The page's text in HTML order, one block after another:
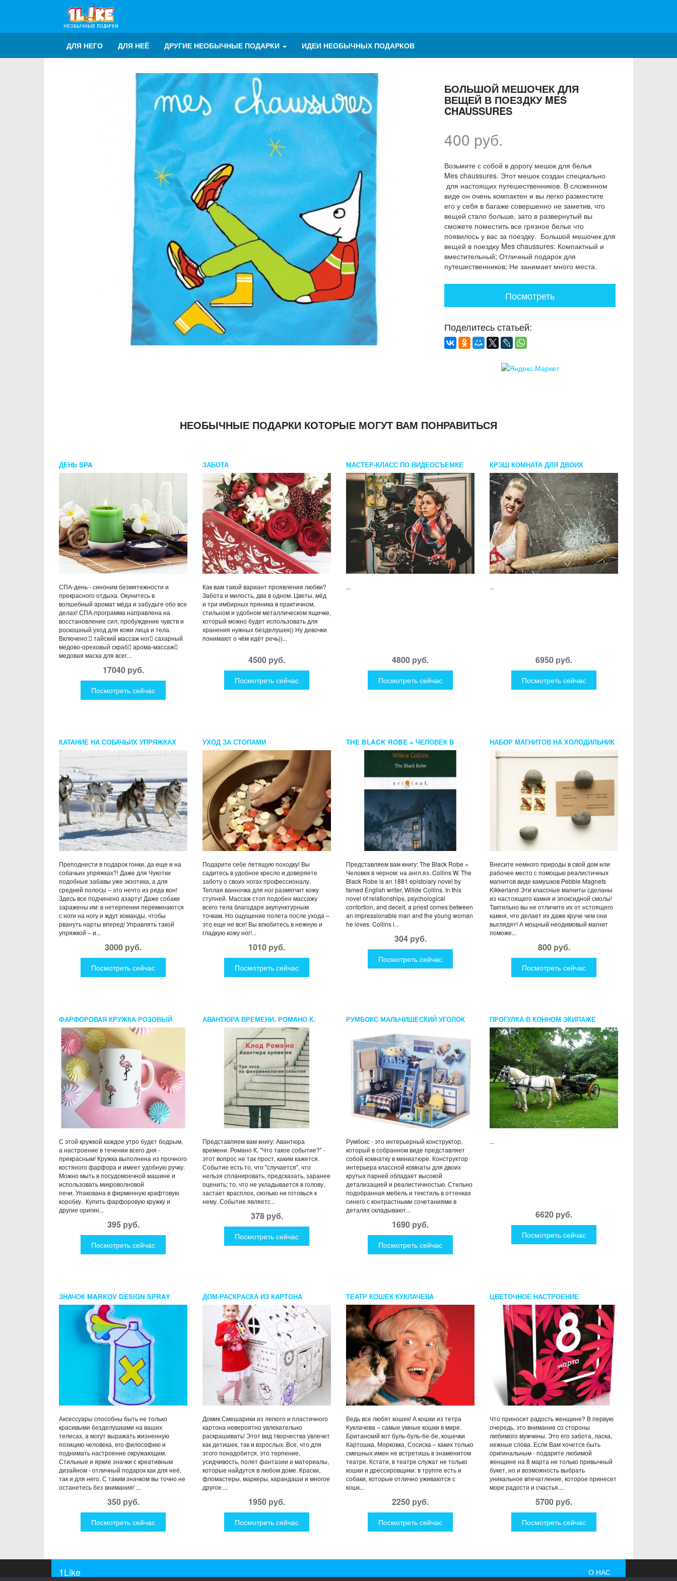
ДЛЯ НЕГО ДЛЯ НЕЁ ДРУГИЕ НЕОБЫЧНЫЕ ПОДАРКИ ИДЕИ НЕОБЫЧНЫХ ПОДАРКОВ
БОЛЬШОЙ МЕШОЧЕК ДЛЯ
ВЕЩЕЙ В ПОЕЗДКУ MES
CHAUSSURES
400 руб.
Возьмите с собой в дорогу мешок для белья
Mes chaussures. Этот мешок создан специально
для настоящих путешественников. В сложенном
виде он очень компактен и вы легко разместите
его у себя в багаже совершенно не заметив, что
вещей стало больше, зато в развернутый вы
сможете поместить все грязное белье что
появилось у вас за поездку. Большой мешочек для
вещей в поездку Mes chaussures: Компактный и
вместительный; Отличный подарок для
путешественников; Не занимает много места.
Посмотреть
Поделитесь статьей:
НЕОБЫЧНЫЕ ПОДАРКИ КОТОРЫЕ МОГУТ ВАМ ПОНРАВИТЬСЯ
ДЕНЬ SPA
СПА-день - синоним безмятежности и
прекрасного отдыха. Окунитесь в
волшебный аромат мёда и забудьте обо все
делах! СПА-программа направлена на
восстановление сил, пробуждение чувств и
роскошный уход для кожи лица и тела.
Включено: тайский массаж ног сахарный
медово-ореховый скраб арома-массаж
медовая маска для всег...
17040 руб.
Посмотреть сейчас
ЗАБОТА
Как вам такой вариант проявления любви?
Забота и милость, два в одном. Цветы, мёд
и три имбирных пряника в практичном,
стильном и удобном металлическом ящичке,
который можно будет использовать для
хранения нужных безделушек)) Ну девочки
понимают о чём идёт речь))...
4500 руб.
Посмотреть сейчас
МАСТЕР-КЛАСС ПО ВИДЕОСЪЕМКЕ
...
4800 руб.
Посмотреть сейчас
КРЭШ КОМНАТА ДЛЯ ДВОИХ
...
6950 руб.
Посмотреть сейчас
КАТАНИЕ НА СОБАЧЬИХ УПРЯЖКАХ
Преподнести в подарок гонки, да еще и на
собачьих упряжках?! Даже для Чукотки
подобные забавы уже экзотика, а для
средней полосы – это нечто из ряда вон!
Здесь все подчинено азарту! Даже собаки
заражены им: в нетерпении переминаются
с ноги на ногу и ждут команды, чтобы
рвануть нарты вперед! Управлять такой
упряжкой – и...
3000 руб.
Посмотреть сейчас
УХОД ЗА СТОПАМИ
Подарите себе летящую походку! Вы
садитесь в удобное кресло и доверяете
заботу о своих ногах профессионалу.
Теплая ванночка для ног размягчит кожу
ступней. Массаж стоп подобен массажу
всего тела благодаря акупунктурным
точкам. Но ощущение полета после ухода –
это еще не все! Вы влюбитесь в нежную и
гладкую кожу ног!...
1010 руб.
Посмотреть сейчас
THE BLACK ROBE = ЧЕЛОВЕК В
ЧЕРНОМ: НА АНГЛ.ЯЗ. COLLINS W.
Представляем вам книгу: The Black Robe =
Человек в черном: на англ.яз. Collins W. The
Black Robe is an 1881 epistolary novel by
famed English writer, Willde Collins. In this
novel of relationships, psychological
contortion, and deceit, a priest comes between
an impressionable man and the young woman
he loves. Collins i...
304 руб.
Посмотреть сейчас
НАБОР МАГНИТОВ НА ХОЛОДИЛЬНИК
PEBBLE MAGNETS KIKKERLAND
Внесите немного природы в свой дом или
рабочее место с помощью реалистичных
магнитов виде камушков Pebble Magnets
Kikkerland Эти классные магниты сделаны
из настоящего камня и эпоксидной смолы!
Тактильно вы не отличите их от нстоящего
камня, что делает их даже круче чем они
выглядят! А мощный неодимовый магнит
поможе...
800 руб.
Посмотреть сейчас
ФАРФОРОВАЯ КРУЖКА РОЗОВЫЙ
ФЛАМИНГО
С этой кружкой каждое утро будет бодрым,
а настроение в течении всего дня -
прекрасным! Кружка выполнена из прочного
костяного фарфора и имеет удобную ручку.
Можно мыть в посудомоечной машине и
использовать микроволновой
печи. Упакована в фирменную крафтовую
коробку. Купить фарфоровую кружку и
другие оригин...
395 руб.
Посмотреть сейчас
АВАНТЮРА ВРЕМЕНИ. РОМАНО К.
Представляем вам книгу: Авантюра
времени. Романо К. "Что такое событие?" -
этот вопрос не так прост, каким кажется.
Событие есть то, что "случается", что
нельзя спланировать, предсказать, заранее
оценить; то, что не укладывается в голову,
застает врасплох, сколько ни готовься к
нему. Событие являетс...
378 руб.
Посмотреть сейчас
РУМБОКС МАЛЬЧИШЕСКИЙ УГОЛОК
Румбокс - это интерьерный конструктор,
который в собранном виде представляет
собой комнатку в миниатюре. Конструктор
интерьера классной комнаты для двоих
крутых парней обладает высокой
детализацией и реалистичностью. Стильно
подобранная мебель и текстиль в оттенках
синего с контрастными сочетаниями в
деталях складывают...
1690 руб.
Посмотреть сейчас
ПРОГУЛКА В КОННОМ ЭКИПАЖЕ
...
6620 руб.
Посмотреть сейчас
ЗНАЧОК MARKOV DESIGN SPRAY
Аксессуары способны быть не только
красивыми безделушками на ваших
телесах, а могут выражать жизненную
позицию человека, его философию и
поднимать настроение окружающим.
Стильные и яркие значки с креативным
дизайном - отличный подарок как для неё,
так и для него. С таким значком вы точно не
останетесь без внимания! ...
350 руб.
Посмотреть сейчас
ДОМ-РАСКРАСКА ИЗ КАРТОНА
СМЕШАРИКИ
Домик Смешарики из легкого и пластичного
картона невероятно увлекательно
раскрашивать! Этот вид творчества увлечет
как детишек, так и взрослых. Все, что для
этого понадобится, это терпение,
усидчивость, полет фантазии и материалы,
которые найдутся в любом доме. Краски,
фломастеры, маркеры, карандаши и многое
другое....
1950 руб.
Посмотреть сейчас
ТЕАТР КОШЕК КУКЛАЧЕВА
Ведь все любят кошек! А кошки из тетра
Куклачева – самые умные кошки в мире.
Британский кот буль-буль-бе-бе, кошечки
Картошка, Морковка, Сосиска – каких только
смешных имен не встретишь в знаменитом
театре. Кстати, в театре служат не только
кошки и дрессировщики: в труппе есть и
собаки, которые отлично уживаются с
кошк...
2250 руб.
Посмотреть сейчас
ЦВЕТОЧНОЕ НАСТРОЕНИЕ
Что приносит радость женщине? В первую
очередь, это внимание со стороны
любимого мужчины. Это его забота, ласка,
нежные слова. Если Вам хочется быть
оригинальным - подарите любимой
женщине на 8 марта не только привычный
букет, но и возможность выбрать
уникальное впечатление, которое принесет
море радости и счастья....
5700 руб.
Посмотреть сейчас
1Like О НАС